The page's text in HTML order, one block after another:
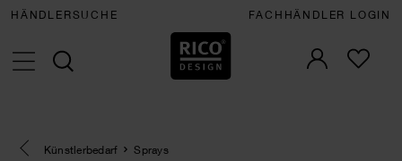
HÄNDLERSUCHE FACHHÄNDLER LOGIN
Eine Kategorie zurück navigieren
Künstlerbedarf Sprays